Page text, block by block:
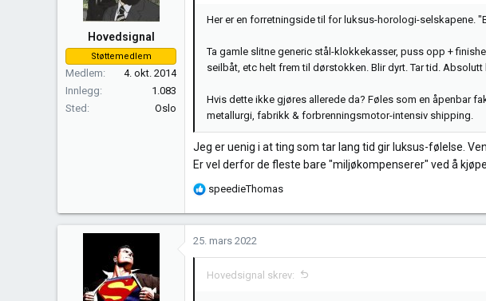
Hovedsignal
Støttemedlem
Medlem
4. okt. 2014
Innlegg
1.083
Sted
Oslo
Her er en forretningside til for luksus-horologi-selskapene.
Ta gamle slitne generic stål-klokkekasser, puss opp +
seilbåt, etc helt frem til dørstokken. Blir dyrt. Tar tid.
Hvis dette ikke gjøres allerede da? Føles som en åpenbar
metallurgi, fabrikk & forbrenningsmotor-intensiv shipping.
Jeg er uenig i at ting som tar lang tid gir luksus-følelse.
Er vel derfor de fleste bare "miljøkompenserer" ved å
R
k
speedieThomas
25. mars 2022
Hovedsignal skrev: